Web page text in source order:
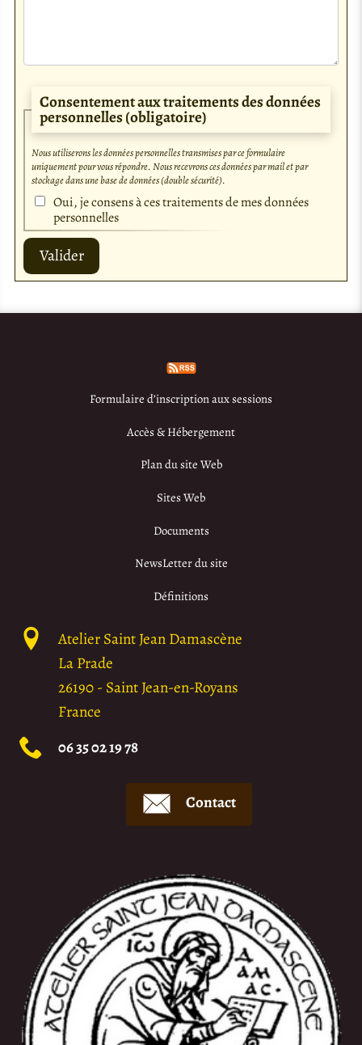
Consentement aux traitements des données
personnelles(obligatoire)
Nous utiliserons les données personnelles transmises par ce formulaire
uniquement pour vous répondre. Nous recevrons ces données par mail et par
stockage dans une base de données (double sécurité).
Oui, je consens à ces traitements de mes données
personnelles
Valider
Formulaire d’inscription aux sessions
Accès & Hébergement
Plan du site Web
Sites Web
Documents
NewsLetter du site
Définitions
Atelier Saint Jean Damascène
La Prade
26190- Saint Jean-en-Royans
France
06 35 02 19 78
Contact